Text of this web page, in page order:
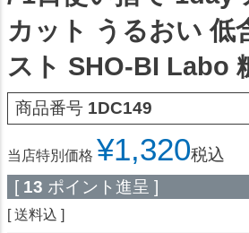
カット うるおい 低
スト SHO-BI Labo
商品番号 1DC149
当店特別価格 ¥1,320税込
[ 13 ポイント進呈 ]
送料込